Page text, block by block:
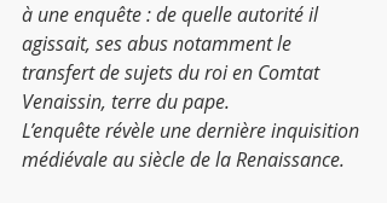
à une enquête : de quelle autorité il
agissait, ses abus notamment le
transfert de sujets du roi en Comtat
Venaissin, terre du pape.
L’enquête révèle une dernière inquisition
médiévale au siècle de la Renaissance.